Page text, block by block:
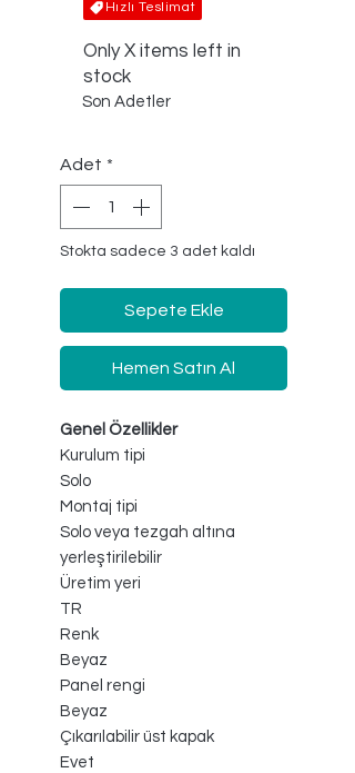
Hızlı Teslimat
Only X items left in
stock
Son Adetler
Adet *
Stokta sadece 3 adet kaldı
Sepete Ekle
Hemen Satın Al
Genel Özellikler
Kurulum tipi
Solo
Montaj tipi
Solo veya tezgah altına
yerleştirilebilir
Üretim yeri
TR
Renk
Beyaz
Panel rengi
Beyaz
Çıkarılabilir üst kapak
Evet